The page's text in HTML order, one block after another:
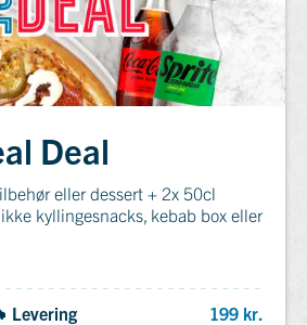
Deal
eller dessert + 2x 50cl
kyllingesnacks, kebab box eller
Levering 199 kr.